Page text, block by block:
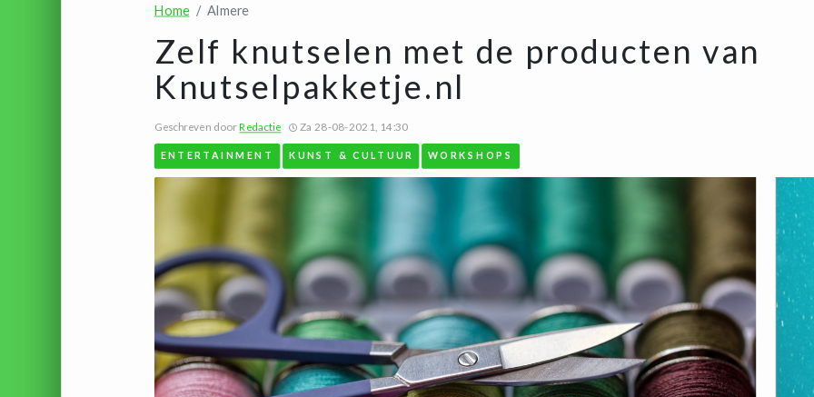
Home Almere
Zelf knutselen met de producten van
Knutselpakketje.nl
Geschreven doorRedactie Za 28-08-2021, 14:30
ENTERTAINMENT KUNST & CULTUUR WORKSHOPS